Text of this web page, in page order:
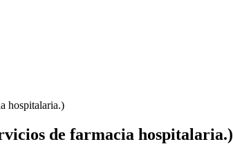
hospitalaria.)
de farmacia hospitalaria.)